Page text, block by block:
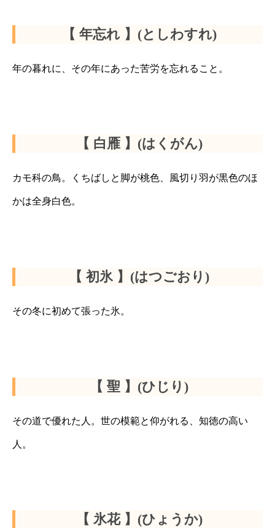
【 年忘れ 】(としわすれ)
年の暮れに、その年にあった苦労を忘れること。
【 白雁 】(はくがん)
カモ科の鳥。くちばしと脚が桃色、風切り羽が黒色のほ
かは全身白色。
【 初氷 】(はつごおり)
その冬に初めて張った氷。
【 聖 】(ひじり)
その道で優れた人。世の模範と仰がれる、知徳の高い
人。
【 氷花 】(ひょうか)